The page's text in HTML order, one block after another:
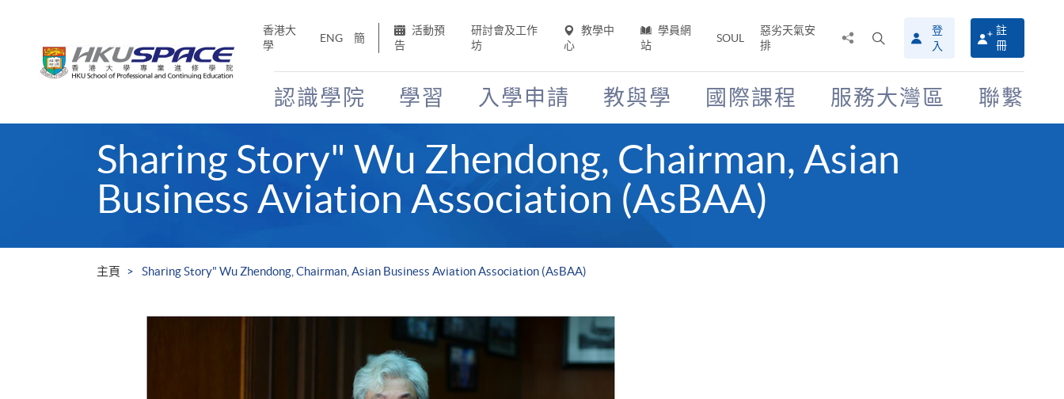
香港大
學
ENG 簡
活動預
告
研討會及工作
坊
教學中
心
學員網
站
SOUL
惡劣天氣安
排
搜
尋
介
面
登
入
註
冊
認識學院 學習 入學申請 教與學 國際課程 服務大灣區 聯繫
Sharing Story" Wu Zhendong, Chairman, Asian
Business Aviation Association (AsBAA)
主頁 Sharing Story" Wu Zhendong, Chairman, Asian Business Aviation Association (AsBAA)